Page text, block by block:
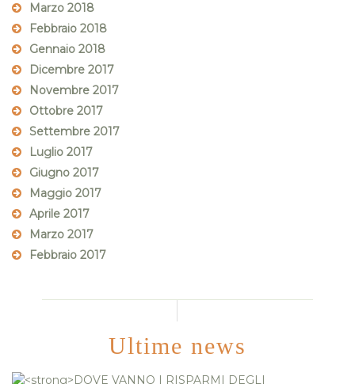
Marzo 2018
Febbraio 2018
Gennaio 2018
Dicembre 2017
Novembre 2017
Ottobre 2017
Settembre 2017
Luglio 2017
Giugno 2017
Maggio 2017
Aprile 2017
Marzo 2017
Febbraio 2017
Ultime news